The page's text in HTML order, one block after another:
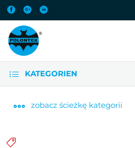
KATEGORIEN
zobacz ścieżkę kategorii